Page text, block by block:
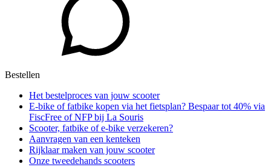
Bestellen
Het bestelproces van jouw scooter
E-bike of fatbike kopen via het fietsplan? Bespaar tot 40% via
FiscFree of NFP bij La Souris
Scooter, fatbike of e-bike verzekeren?
Aanvragen van een kenteken
Rijklaar maken van jouw scooter
Onze tweedehands scooters